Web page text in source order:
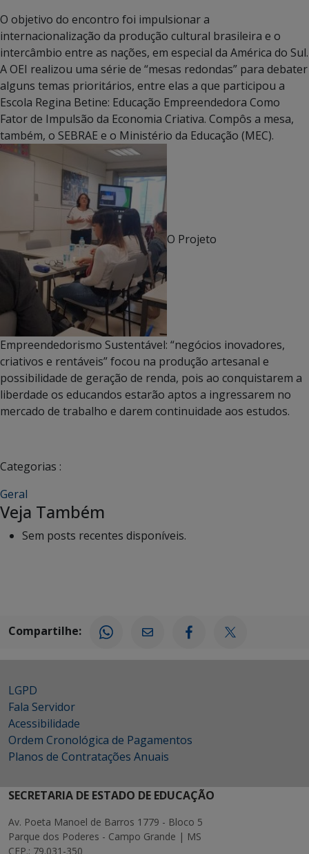
O objetivo do encontro foi impulsionar a
internacionalização da produção cultural brasileira e o
intercâmbio entre as nações, em especial da América do Sul.
A OEI realizou uma série de “mesas redondas” para debater
alguns temas prioritários, entre elas a que participou a
Escola Regina Betine: Educação Empreendedora Como
Fator de Impulsão da Economia Criativa. Compôs a mesa,
também, o SEBRAE e o Ministério da Educação (MEC).
O Projeto
Empreendedorismo Sustentável: “negócios inovadores,
criativos e rentáveis” focou na produção artesanal e
possibilidade de geração de renda, pois ao conquistarem a
liberdade os educandos estarão aptos a ingressarem no
mercado de trabalho e darem continuidade aos estudos.
Categorias :
Geral
Veja Também
Sem posts recentes disponíveis.
Compartilhe:
LGPD
Fala Servidor
Acessibilidade
Ordem Cronológica de Pagamentos
Planos de Contratações Anuais
SECRETARIA DE ESTADO DE EDUCAÇÃO
Av. Poeta Manoel de Barros 1779 - Bloco 5
Parque dos Poderes - Campo Grande | MS
CEP.: 79.031-350